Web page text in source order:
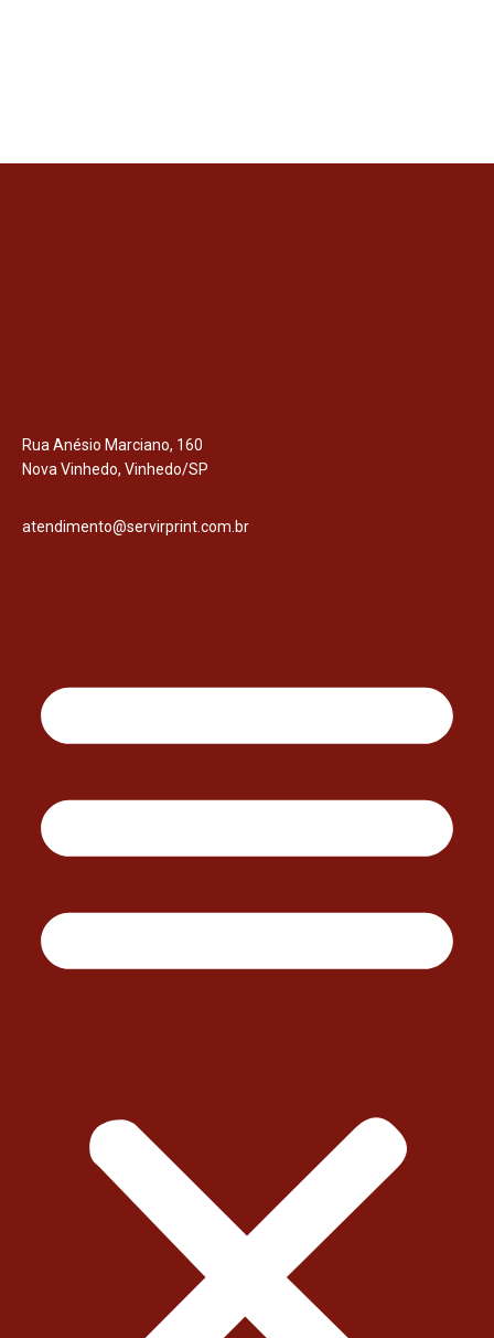
Rua Anésio Marciano, 160
Nova Vinhedo, Vinhedo/SP
atendimento@servirprint.com.br